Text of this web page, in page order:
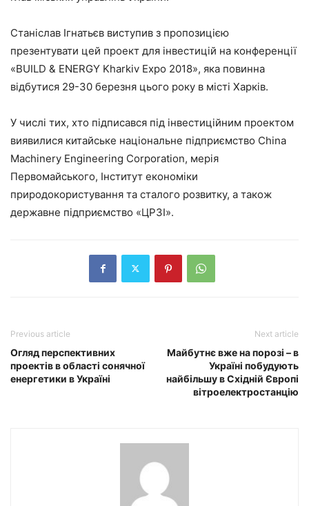
Станіслав Ігнатьєв виступив з пропозицією
презентувати цей проект для інвестицій на конференції
«ВUІLD & ЕNЕRGY Khаrkіv Ехро 2018», яка повинна
відбутися 29-30 березня цього року в місті Харків.
У числі тих, хто підписався під інвестиційним проектом
виявилися китайське національне підприємство Сhіnа
Масhіnеry Еngіnееrіng Соrроrаtіоn, мерія
Первомайського, Інститут економіки
природокористування та сталого розвитку, а також
державне підприємство «ЦРЗІ».
Previous article
Огляд перспективних
проектів в області сонячної
енергетики в Україні
Next article
Майбутнє вже на порозі – в
Україні побудують
найбільшу в Східній Європі
вітроелектростанцію